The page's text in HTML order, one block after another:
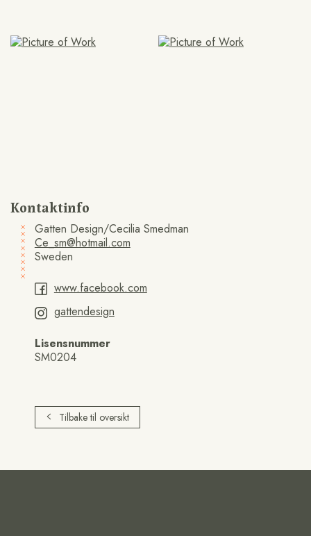
Kontaktinfo
Gatten Design/Cecilia Smedman
Ce_sm@hotmail.com
Sweden
www.facebook.com
gattendesign
Lisensnummer
SM0204
Tilbake til oversikt